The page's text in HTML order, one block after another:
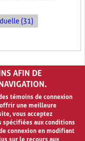
(31)
AFIN DE
témoins de connexion
une meilleure
vous acceptez
aux conditions
connexion en modifiant
sur le recours aux